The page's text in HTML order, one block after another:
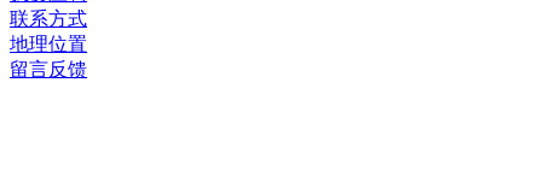
联系方式
地理位置
留言反馈